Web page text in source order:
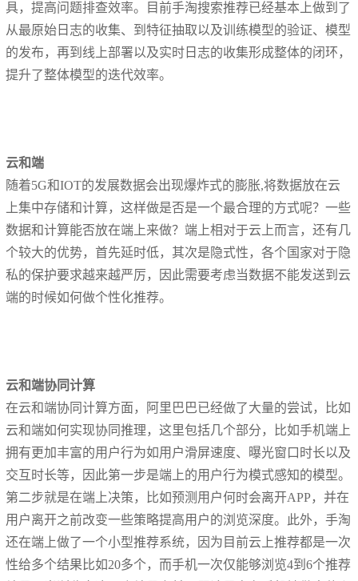
具，提高问题排查效率。目前手淘搜索推荐已经基本上做到了
从最原始日志的收集、到特征抽取以及训练模型的验证、模型
的发布，再到线上部署以及实时日志的收集形成整体的闭环，
提升了整体模型的迭代效率。
云和端
随着5G和IOT的发展数据会出现爆炸式的膨胀,将数据放在云
上集中存储和计算，这样做是否是一个最合理的方式呢？一些
数据和计算能否放在端上来做？端上相对于云上而言，还有几
个较大的优势，首先延时低，其次是隐式性，各个国家对于隐
私的保护要求越来越严厉，因此需要考虑当数据不能发送到云
端的时候如何做个性化推荐。
云和端协同计算
在云和端协同计算方面，阿里巴巴已经做了大量的尝试，比如
云和端如何实现协同推理，这里包括几个部分，比如手机端上
拥有更加丰富的用户行为如用户滑屏速度、曝光窗口时长以及
交互时长等，因此第一步是端上的用户行为模式感知的模型。
第二步就是在端上决策，比如预测用户何时会离开APP，并在
用户离开之前改变一些策略提高用户的浏览深度。此外，手淘
还在端上做了一个小型推荐系统，因为目前云上推荐都是一次
性给多个结果比如20多个，而手机一次仅能够浏览4到6个推荐